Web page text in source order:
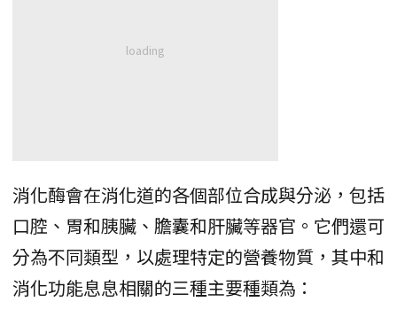
消化酶會在消化道的各個部位合成與分泌，包括
口腔、胃和胰臟、膽囊和肝臟等器官。它們還可
分為不同類型，以處理特定的營養物質，其中和
消化功能息息相關的三種主要種類為：